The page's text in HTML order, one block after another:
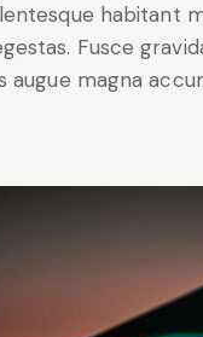
habitant
Fusce
augue magna